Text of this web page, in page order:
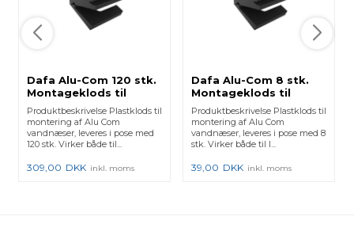
Dafa Alu-Com 120 stk.
Montageklods til
16x23,5 16x30 16x36
Produktbeskrivelse Plastklods til
montering af Alu Com
vandnæser, leveres i pose med
120 stk. Virker både til...
309,00 DKK inkl. moms
Dafa Alu-Com 8 stk.
Montageklods til
16x23,5 16x30 16x36
Produktbeskrivelse Plastklods til
montering af Alu Com
vandnæser, leveres i pose med 8
stk. Virker både til l...
39,00 DKK inkl. moms